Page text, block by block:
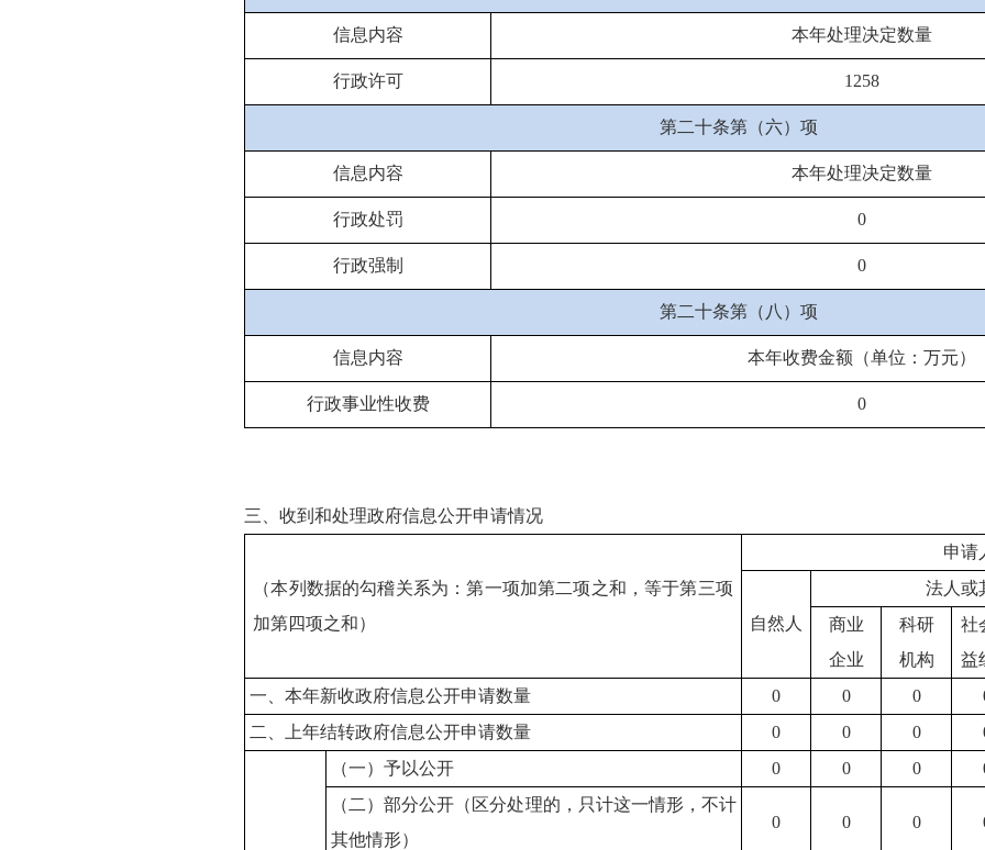
信息内容 本年处理决定数量
行政许可 1258
第二十条第（六）项
信息内容 本年处理决定数量
行政处罚 0
行政强制 0
第二十条第（八）项
信息内容 本年收费金额（单位：万元）
行政事业性收费 0
三、收到和处理政府信息公开申请情况
（本列数据的勾稽关系为：第一项加第二项之和，等于第三项
加第四项之和）
申请
自然人
法人或
商业
企业
科研
机构
社
益
一、本年新收政府信息公开申请数量
0 0 0
二、上年结转政府信息公开申请数量
0 0 0
（一）予以公开 0 0 0
（二）部分公开（区分处理的，只计这一情形，不计
其他情形）
0 0 0